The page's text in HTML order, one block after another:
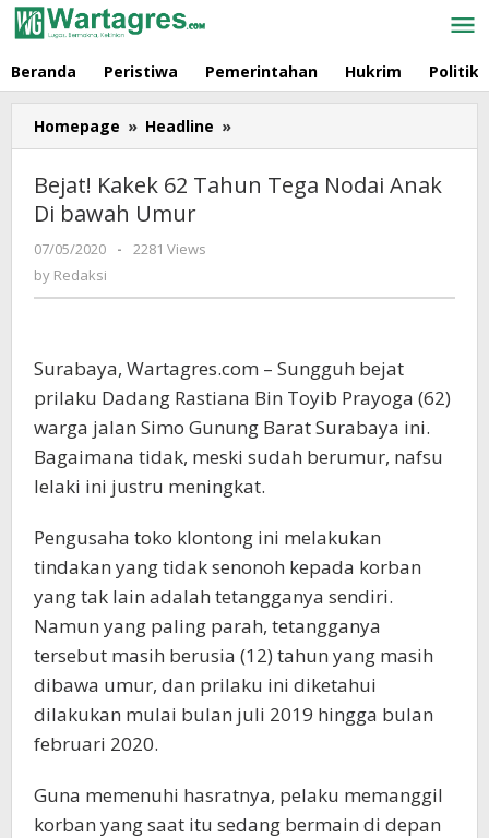
Skip
to
Beranda Peristiwa Pemerintahan Hukrim Politik
Homepage » Headline »
Kakek
Tahun
Bejat! Kakek 62 Tahun Tega Nodai Anak
Di bawah Umur
07/05/2020
by
-
2281 Views
by Redaksi
Surabaya, Wartagres.com – Sungguh bejat
prilaku Dadang Rastiana Bin Toyib Prayoga (62)
warga jalan Simo Gunung Barat Surabaya ini.
Bagaimana tidak, meski sudah berumur, nafsu
lelaki ini justru meningkat.
Pengusaha toko klontong ini melakukan
tindakan yang tidak senonoh kepada korban
yang tak lain adalah tetangganya sendiri.
Namun yang paling parah, tetangganya
tersebut masih berusia (12) tahun yang masih
dibawa umur, dan prilaku ini diketahui
dilakukan mulai bulan juli 2019 hingga bulan
februari 2020.
Guna memenuhi hasratnya, pelaku memanggil
korban yang saat itu sedang bermain di depan